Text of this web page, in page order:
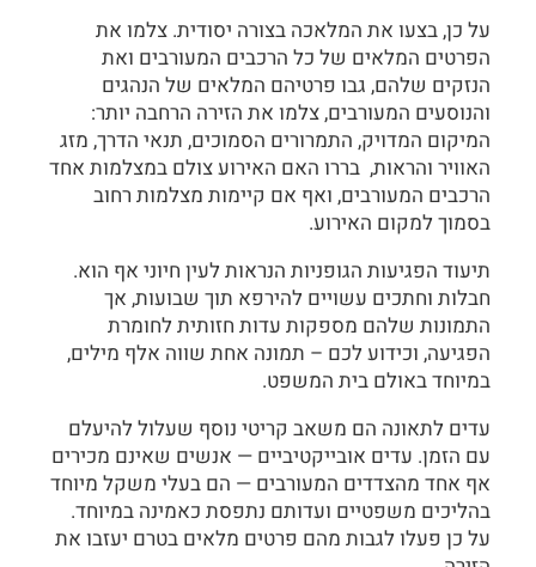
על כן, בצעו את המלאכה בצורה יסודית. צלמו את
הפרטים המלאים של כל הרכבים המעורבים ואת
הנזקים שלהם, גבו פרטיהם המלאים של הנהגים
והנוסעים המעורבים, צלמו את הזירה הרחבה יותר:
המיקום המדויק, התמרורים הסמוכים, תנאי הדרך, מזג
האוויר והראות, בררו האם האירוע צולם במצלמות אחד
הרכבים המעורבים, ואף אם קיימות מצלמות רחוב
בסמוך למקום האירוע.
תיעוד הפגיעות הגופניות הנראות לעין חיוני אף הוא.
חבלות וחתכים עשויים להירפא תוך שבועות, אך
התמונות שלהם מספקות עדות חזותית לחומרת
הפגיעה, וכידוע לכם – תמונה אחת שווה אלף מילים,
במיוחד באולם בית המשפט.
עדים לתאונה הם משאב קריטי נוסף שעלול להיעלם
עם הזמן. עדים אובייקטיביים — אנשים שאינם מכירים
אף אחד מהצדדים המעורבים — הם בעלי משקל מיוחד
בהליכים משפטיים ועדותם נתפסת כאמינה במיוחד.
על כן פעלו לגבות מהם פרטים מלאים בטרם יעזבו את